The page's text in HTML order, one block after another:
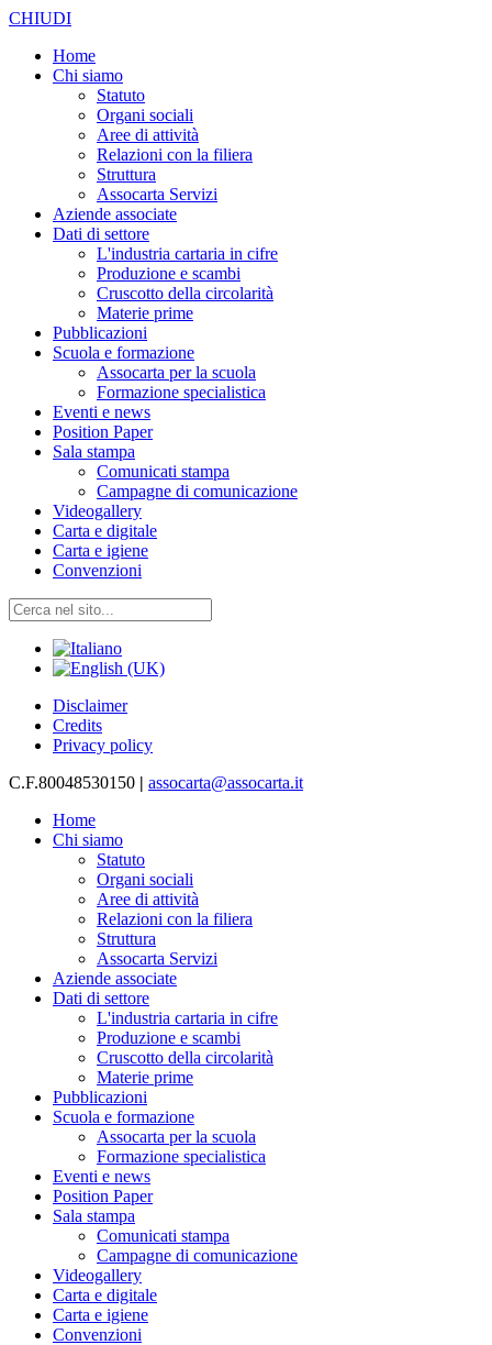
CHIUDI
Home
Chi siamo
Statuto
Organi sociali
Aree di attività
Relazioni con la filiera
Struttura
Assocarta Servizi
Aziende associate
Dati di settore
L'industria cartaria in cifre
Produzione e scambi
Cruscotto della circolarità
Materie prime
Pubblicazioni
Scuola e formazione
Assocarta per la scuola
Formazione specialistica
Eventi e news
Position Paper
Sala stampa
Comunicati stampa
Campagne di comunicazione
Videogallery
Carta e digitale
Carta e igiene
Convenzioni
Disclaimer
Credits
Privacy policy
C.F.80048530150 | assocarta@assocarta.it
Home
Chi siamo
Statuto
Organi sociali
Aree di attività
Relazioni con la filiera
Struttura
Assocarta Servizi
Aziende associate
Dati di settore
L'industria cartaria in cifre
Produzione e scambi
Cruscotto della circolarità
Materie prime
Pubblicazioni
Scuola e formazione
Assocarta per la scuola
Formazione specialistica
Eventi e news
Position Paper
Sala stampa
Comunicati stampa
Campagne di comunicazione
Videogallery
Carta e digitale
Carta e igiene
Convenzioni